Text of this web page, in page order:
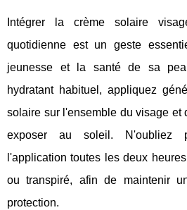
Intégrer la crème solaire
quotidienne est un geste
jeunesse et la santé de sa
hydratant habituel, appliquez
solaire sur l'ensemble du visage et
exposer au soleil. N'oubliez
l'application toutes les deux
ou transpiré, afin de maintenir
protection.